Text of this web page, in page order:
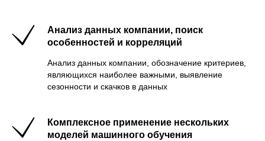
Анализ данных компании, поиск
особенностей и корреляций
Анализ данных компании, обозначение критериев,
являющихся наиболее важными, выявление
сезонности и скачков в данных
Комплексное применение нескольких
моделей машинного обучения